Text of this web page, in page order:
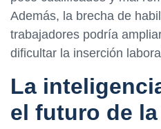
Además, la brecha de
trabajadores podría
dificultar la inserción
La
el futuro de